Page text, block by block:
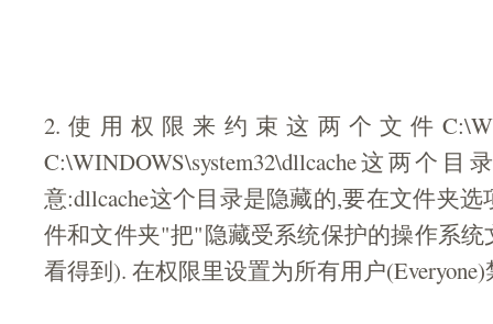
2.使用权限来约束这两个文件
C:\WINDOWS\system32\dllcache这两个目
意:dllcache这个目录是隐藏的,要在文件夹
件和文件夹"把"隐藏受系统保护的操作系
看得到). 在权限里设置为所有用户